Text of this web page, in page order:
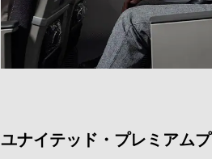
ユナイテッド・プレミアム